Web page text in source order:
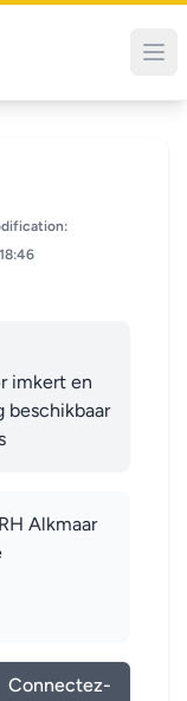
imkert en
beschikbaar
Alkmaar
Connectez-